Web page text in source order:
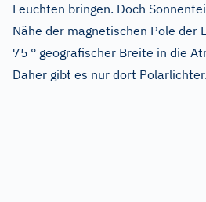
Leuchten bringen. Doch
Nähe der magnetischen Pole der
75 ° geografischer Breite in die
Daher gibt es nur dort Polarlichter.